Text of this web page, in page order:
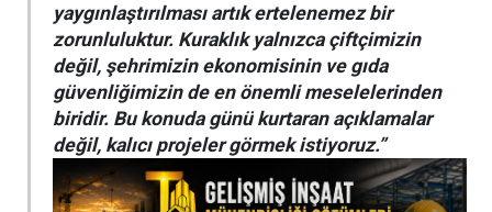
yaygınlaştırılması artık ertelenemez bir
zorunluluktur. Kuraklık yalnızca çiftçimizin
değil, şehrimizin ekonomisinin ve gıda
güvenliğimizin de en önemli meselelerinden
biridir. Bu konuda günü kurtaran açıklamalar
değil, kalıcı projeler görmek istiyoruz.”